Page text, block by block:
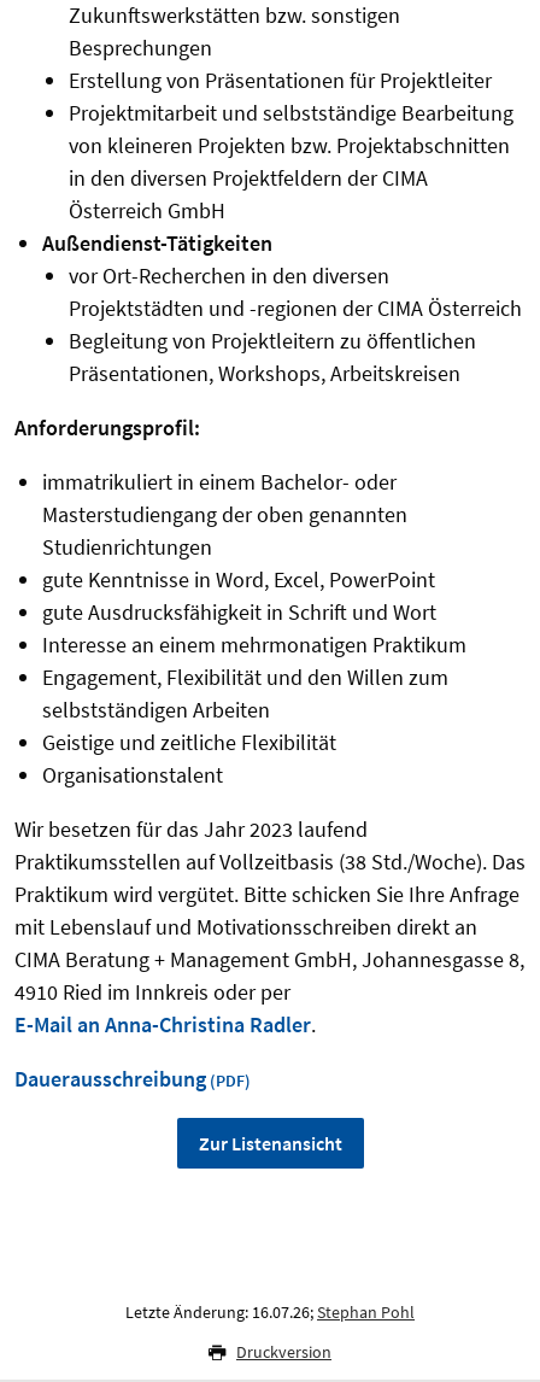
Zukunftswerkstätten bzw. sonstigen
Besprechungen
Erstellung von Präsentationen für Projektleiter
Projektmitarbeit und selbstständige Bearbeitung
von kleineren Projekten bzw. Projektabschnitten
in den diversen Projektfeldern der CIMA
Österreich GmbH
Außendienst-Tätigkeiten
vor Ort-Recherchen in den diversen
Projektstädten und -regionen der CIMA Österreich
Begleitung von Projektleitern zu öffentlichen
Präsentationen, Workshops, Arbeitskreisen
Anforderungsprofil:
immatrikuliert in einem Bachelor- oder
Masterstudiengang der oben genannten
Studienrichtungen
gute Kenntnisse in Word, Excel, PowerPoint
gute Ausdrucksfähigkeit in Schrift und Wort
Interesse an einem mehrmonatigen Praktikum
Engagement, Flexibilität und den Willen zum
selbstständigen Arbeiten
Geistige und zeitliche Flexibilität
Organisationstalent
Wir besetzen für das Jahr 2023 laufend
Praktikumsstellen auf Vollzeitbasis (38 Std./Woche). Das
Praktikum wird vergütet. Bitte schicken Sie Ihre Anfrage
mit Lebenslauf und Motivationsschreiben direkt an
CIMA Beratung + Management GmbH, Johannesgasse 8,
4910 Ried im Innkreis oder per
E-Mail an Anna-Christina Radler.
Dauerausschreibung
Zur Listenansicht
Letzte Änderung: 16.07.26;Stephan Pohl
Druckversion